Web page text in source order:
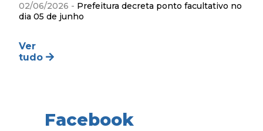
02/06/2026 - Prefeitura decreta ponto facultativo no
dia 05 de junho
Ver
tudo
Facebook